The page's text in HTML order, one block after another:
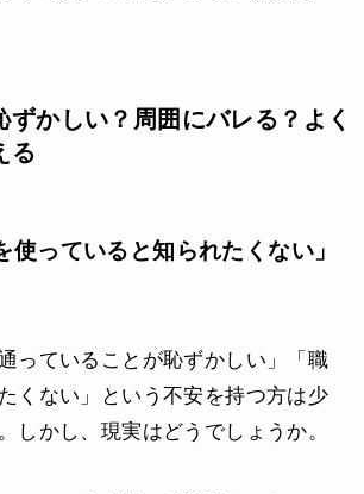
ずかしい？周囲にバレる？よく
る
使っていると知られたくない」
っていることが恥ずかしい」「職
くない」という不安を持つ方は少
しかし、現実はどうでしょうか。